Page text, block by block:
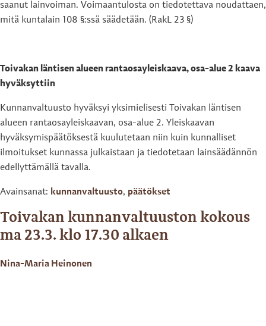
saanut lainvoiman. Voimaantulosta on tiedotettava noudattaen,
mitä kuntalain 108 §:ssä säädetään. (RakL 23 §)
Toivakan läntisen alueen rantaosayleiskaava, osa-alue 2 kaava
hyväksyttiin
Kunnanvaltuusto hyväksyi yksimielisesti Toivakan läntisen
alueen rantaosayleiskaavan, osa-alue 2. Yleiskaavan
hyväksymispäätöksestä kuulutetaan niin kuin kunnalliset
ilmoitukset kunnassa julkaistaan ja tiedotetaan lainsäädännön
edellyttämällä tavalla.
Avainsanat: kunnanvaltuusto, päätökset
Toivakan kunnanvaltuuston kokous
ma 23.3. klo 17.30 alkaen
Nina-Maria Heinonen